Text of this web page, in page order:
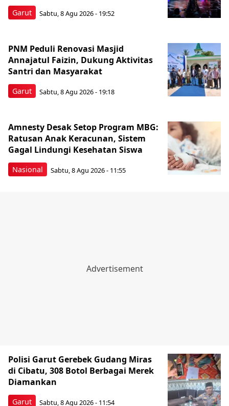
Garut Sabtu, 8 Agu 2026 - 19:52
Garut
PNM Peduli Renovasi Masjid
Annajatul Faizin, Dukung Aktivitas
Santri dan Masyarakat
Sabtu, 8 Agu 2026 - 19:18
Nasional
Amnesty Desak Setop Program MBG:
Ratusan Anak Keracunan, Sistem
Gagal Lindungi Kesehatan Siswa
Sabtu, 8 Agu 2026 - 11:55
Garut
Polisi Garut Gerebek Gudang Miras
di Cibatu, 308 Botol Berbagai Merek
Diamankan
Sabtu, 8 Agu 2026 - 11:54